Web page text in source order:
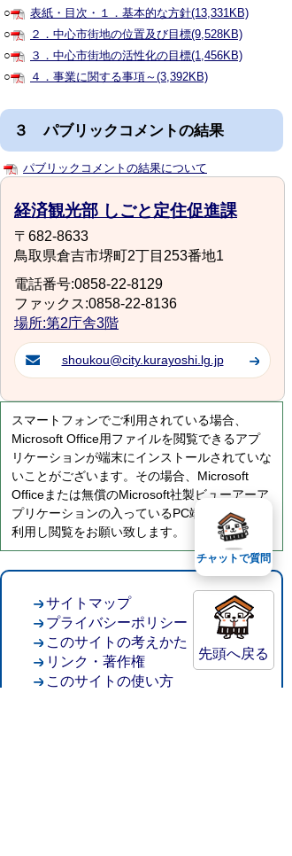
○
表紙・目次・１．基本的な方針(13,331KB)
○
２．中心市街地の位置及び目標(9,528KB)
○
３．中心市街地の活性化の目標(1,456KB)
○
４．事業に関する事項～(3,392KB)
３ パブリックコメントの結果
パブリックコメントの結果について
経済観光部 しごと定住促進課
〒682-8633
鳥取県倉吉市堺町2丁目253番地1
電話番号:0858-22-8129
ファックス:0858-22-8136
場所:第2庁舎3階
shoukou@city.kurayoshi.lg.jp
スマートフォンでご利用されている場合、
Microsoft Office用ファイルを閲覧できるアプ
リケーションが端末にインストールされていな
いことがございます。その場合、Microsoft
Officeまたは無償のMicrosoft社製ビューアーア
プリケーションの入っているPC端末などをご
利用し閲覧をお願い致します。
先頭へ戻る
サイトマップ
プライバシーポリシー
このサイトの考えかた
リンク・著作権
このサイトの使い方
チャットで質問